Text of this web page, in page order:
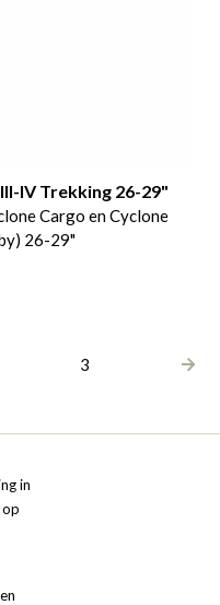
IV Trekking 26-29"
Cargo en Cyclone
26-29"
3
in